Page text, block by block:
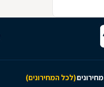
מחירונים(לכל המחירונים)